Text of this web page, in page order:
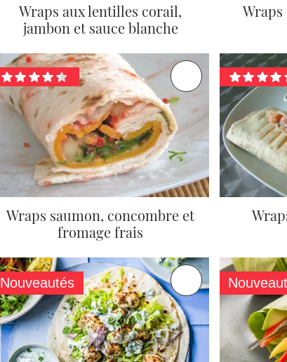
Wraps aux lentilles corail,
jambon et sauce blanche
Wraps saumon, concombre et
fromage frais
Nouveautés